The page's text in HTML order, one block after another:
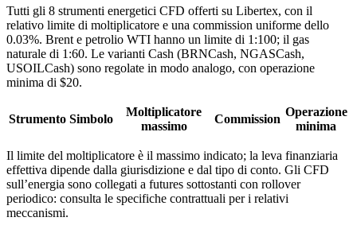
Tutti gli 8 strumenti energetici CFD offerti su Libertex, con il
relativo limite di moltiplicatore e una commission uniforme dello
0.03%. Brent e petrolio WTI hanno un limite di 1:100; il gas
naturale di 1:60. Le varianti Cash (BRNCash, NGASCash,
USOILCash) sono regolate in modo analogo, con operazione
minima di $20.
Strumento Simbolo
Moltiplicatore
massimo
Commission
Operazione
minima
Il limite del moltiplicatore è il massimo indicato; la leva finanziaria
effettiva dipende dalla giurisdizione e dal tipo di conto. Gli CFD
sull’energia sono collegati a futures sottostanti con rollover
periodico: consulta le specifiche contrattuali per i relativi
meccanismi.